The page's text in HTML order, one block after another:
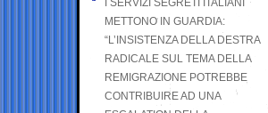
I SERVIZI SEGRETI ITALIANI
METTONO IN GUARDIA:
“L’INSISTENZA DELLA DESTRA
RADICALE SUL TEMA DELLA
REMIGRAZIONE POTREBBE
CONTRIBUIRE AD UNA